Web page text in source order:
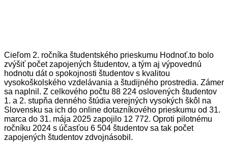
Cieľom 2. ročníka študentského prieskumu Hodnoť.to bolo
zvýšiť počet zapojených študentov, a tým aj výpovednú
hodnotu dát o spokojnosti študentov s kvalitou
vysokoškolského vzdelávania a študijného prostredia. Zámer
sa naplnil. Z celkového počtu 88 224 oslovených študentov
1. a 2. stupňa denného štúdia verejných vysokých škôl na
Slovensku sa ich do online dotazníkového prieskumu od 31.
marca do 31. mája 2025 zapojilo 12 772. Oproti pilotnému
ročníku 2024 s účasťou 6 504 študentov sa tak počet
zapojených študentov zdvojnásobil.